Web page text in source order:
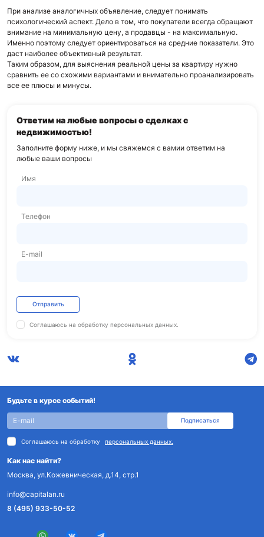
При анализе аналогичных объявление, следует понимать
психологический аспект. Дело в том, что покупатели всегда обращают
внимание на минимальную цену, а продавцы - на максимальную.
Именно поэтому следует ориентироваться на средние показатели. Это
даст наиболее объективный результат.
Таким образом, для выяснения реальной цены за квартиру нужно
сравнить ее со схожими вариантами и внимательно проанализировать
все ее плюсы и минусы.
Ответим на любые вопросы о сделках с
недвижимостью!
Заполните форму ниже, и мы свяжемся с вамии ответим на
любые ваши вопросы
Имя
Телефон
E-mail
Отправить
Соглашаюсь на обработку персональных данных.
Будьте в курсе событий!
Подписаться
Соглашаюсь на обработку персональных данных.
Как нас найти?
Москва, ул.Кожевническая, д.14, стр.1
info@capitalan.ru
8 (495) 933-50-52